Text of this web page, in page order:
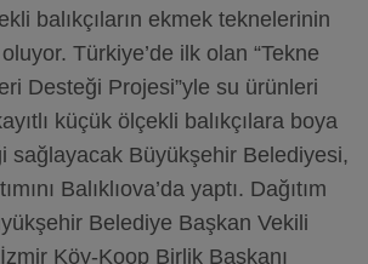
balıkçıların ekmek teknelerinin
Türkiye’de ilk olan “Tekne
Desteği Projesi”yle su ürünleri
küçük ölçekli balıkçılara boya
sağlayacak Büyükşehir Belediyesi,
Balıklıova’da yaptı. Dağıtım
Belediye Başkan Vekili
Köy-Koop Birlik Başkanı